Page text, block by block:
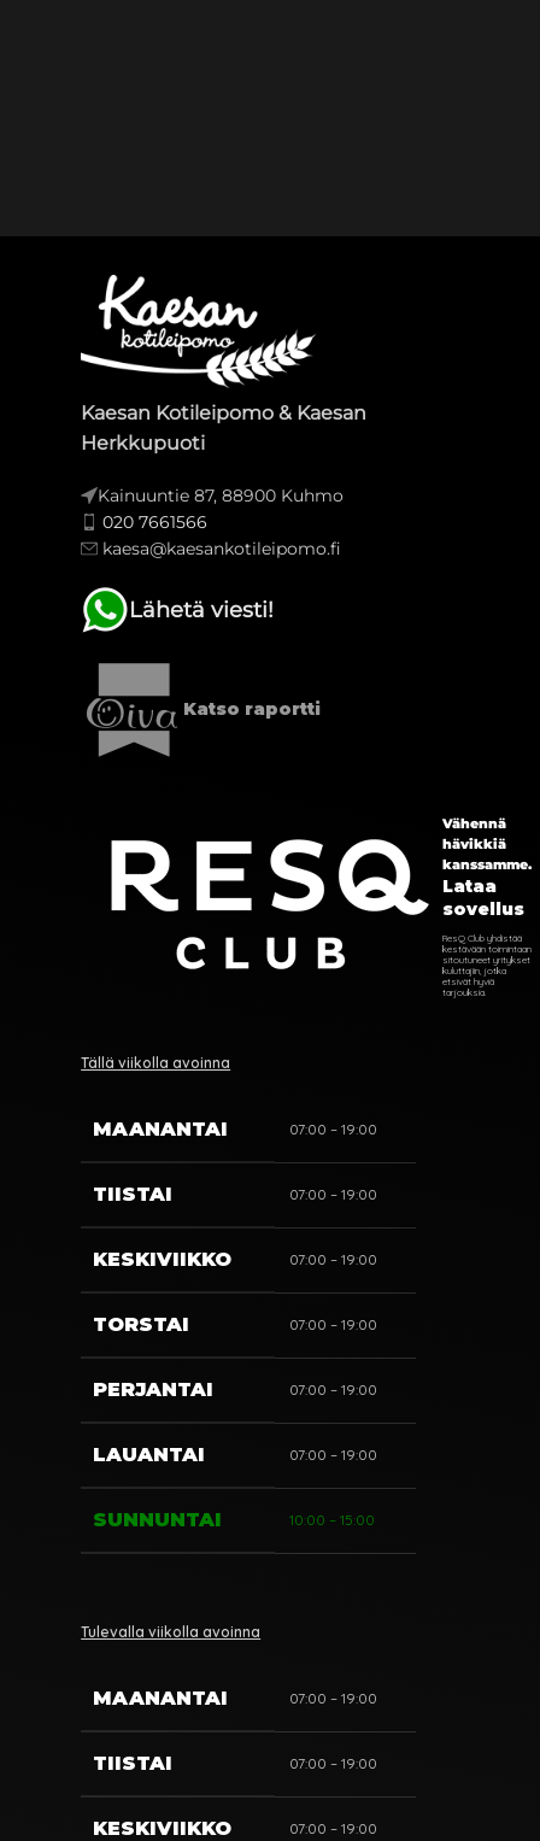
Kaesan Kotileipomo & Kaesan
Herkkupuoti
Kainuuntie 87, 88900 Kuhmo
020 7661566
kaesa@kaesankotileipomo.fi
Lähetä viesti!
Katso raportti
Vähennä
hävikkiä
kanssamme.
Lataa
sovellus
ResQ Club yhdistää
kestävään toimintaan
sitoutuneet yritykset
kuluttajiin, jotka
etsivät hyviä
tarjouksia.
Tällä viikolla avoinna
MAANANTAI 07:00 – 19:00
TIISTAI 07:00 – 19:00
KESKIVIIKKO 07:00 – 19:00
TORSTAI 07:00 – 19:00
PERJANTAI 07:00 – 19:00
LAUANTAI 07:00 – 19:00
SUNNUNTAI 10:00 – 15:00
Tulevalla viikolla avoinna
MAANANTAI 07:00 – 19:00
TIISTAI 07:00 – 19:00
KESKIVIIKKO 07:00 – 19:00